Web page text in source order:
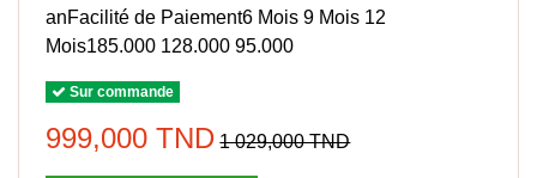
anFacilité de Paiement6 Mois 9 Mois 12
Mois185.000 128.000 95.000
Sur commande
999,000 TND 1 029,000 TND